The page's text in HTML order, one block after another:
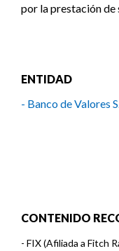
por la prestación de
ENTIDAD
- Banco de Valores
CONTENIDO
- FIX (Afiliada a Fitch